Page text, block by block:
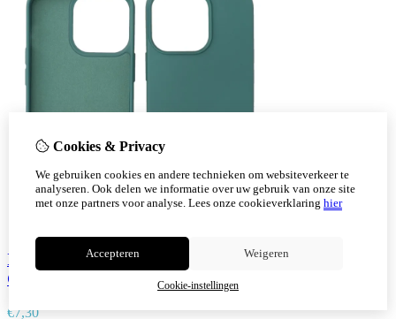
Iphone 14 Pro Max TPU Hoesje Back Cover Color
Groen
€7,30
Cookies & Privacy
We gebruiken cookies en andere technieken om websiteverkeer te
analyseren. Ook delen we informatie over uw gebruik van onze site
met onze partners voor analyse. Lees onze cookieverklaring hier
Accepteren Weigeren
Cookie-instellingen